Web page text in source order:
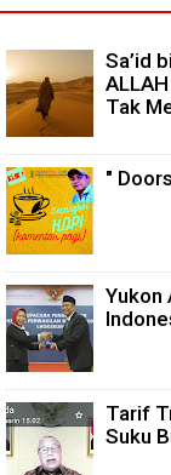
Sa’id
Tak
"
Yukon
Tarif
Suku